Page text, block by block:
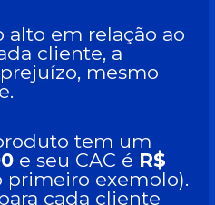
alto em relação ao
cliente, a
mesmo
tem um
e seu CAC é R$
primeiro exemplo).
cada cliente